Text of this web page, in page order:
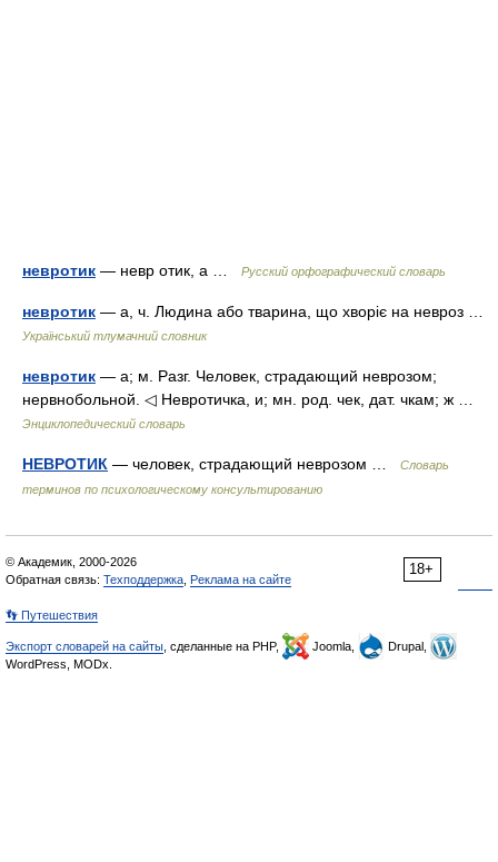
невротик — невр отик, а … Русский орфографический словарь
невротик — а, ч. Людина або тварина, що хворіє на невроз …
Український тлумачний словник
невротик — а; м. Разг. Человек, страдающий неврозом;
нервнобольной. ◁ Невротичка, и; мн. род. чек, дат. чкам; ж …
Энциклопедический словарь
НЕВРОТИК — человек, страдающий неврозом …
Словарь
терминов по психологическому консультированию
18+
© Академик, 2000-2026
Обратная связь: Техподдержка Реклама на сайте
👣 Путешествия
Экспорт словарей на сайты , сделанные на PHP, Joomla,
Drupal,
WordPress, MODx.